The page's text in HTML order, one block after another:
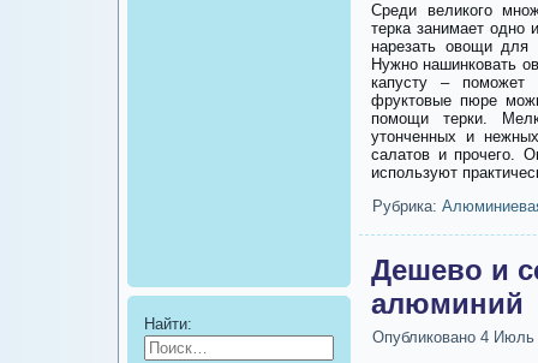
Найти:
Среди великого
терка занимает одно
нарезать овощи
Нужно нашинковать
капусту –
фруктовые пюре
помощи терки.
утонченных и
салатов и прочего.
используют
Рубрика:
Дешево и
алюминий
Опубликовано 4 Июль